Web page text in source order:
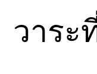
วาร